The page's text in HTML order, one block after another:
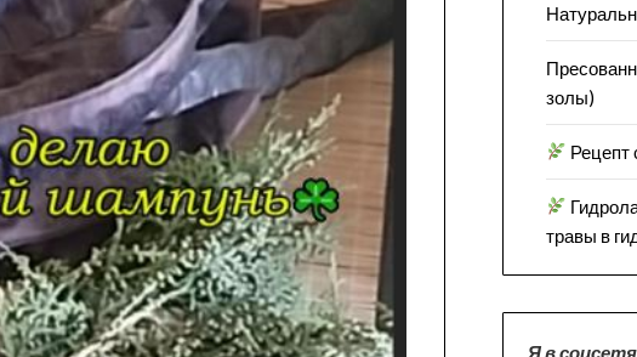
золы)
Рецепт
травы в
Я в